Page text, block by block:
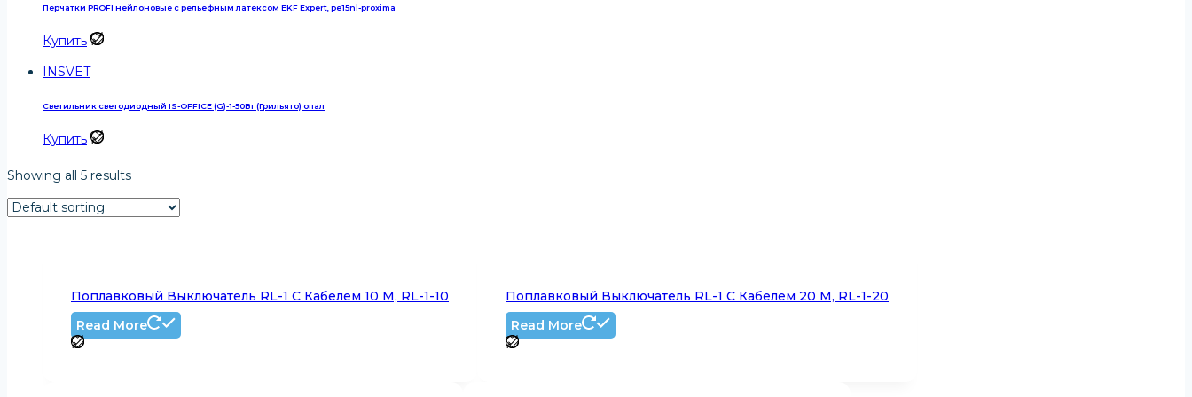
Перчатки PROFI нейлоновые с рельефным латексом EKF Expert, pe15nl-proxima
Купить
INSVET
Светильник светодиодный IS-OFFICE (G)-1-50Вт (Грильято) опал
Купить
Showing all 5 results
Поплавковый Выключатель RL-1 С Кабелем 10 М, RL-1-10
Read More
Поплавковый Выключатель RL-1 С Кабелем 20 М, RL-1-20
Read More